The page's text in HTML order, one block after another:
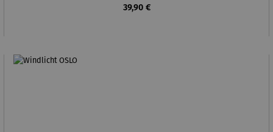
Regulärer Preis:
39,90 €